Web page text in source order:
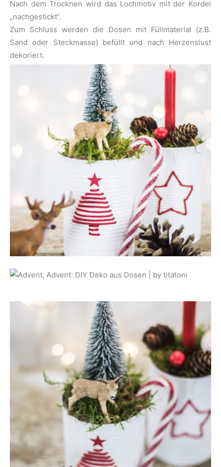
Nach dem Trocknen wird das Lochmotiv mit der Kordel
„nachgestickt“.
Zum Schluss werden die Dosen mit Füllmaterial (z.B.
Sand oder Steckmasse) befüllt und nach Herzenslust
dekoriert.